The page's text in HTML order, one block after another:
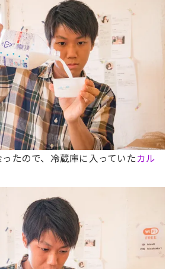
たので、冷蔵庫に入っていたカル